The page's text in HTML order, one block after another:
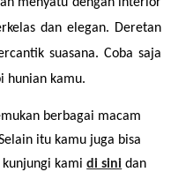
menyatu dengan interior
dan elegan. Deretan
suasana. Coba saja
hunian kamu.
berbagai macam
itu kamu juga bisa
kunjungi kami di sini dan